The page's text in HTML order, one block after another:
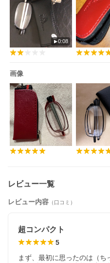
0:08
画像
レビュー一覧
レビュー内容 （口コミ）
超コンパクト
5
まず、最初に思ったのは（ち